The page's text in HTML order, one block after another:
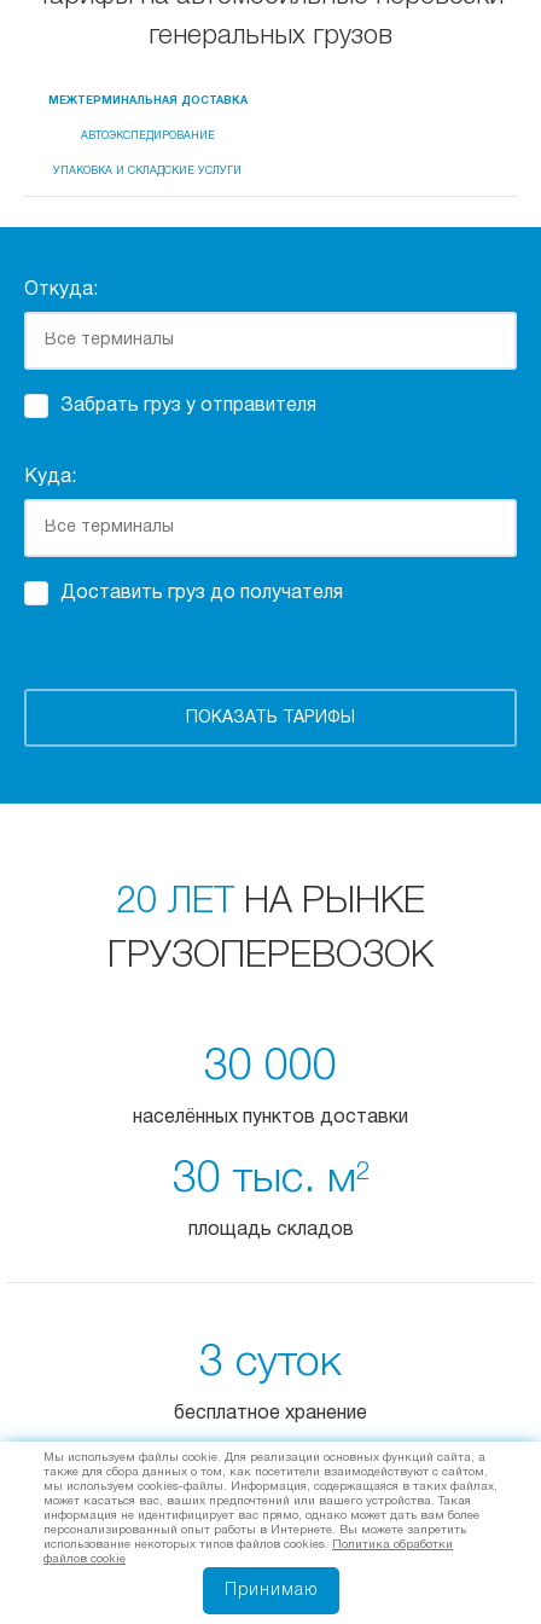
генеральных грузов
МЕЖТЕРМИНАЛЬНАЯ ДОСТАВКА
АВТОЭКСПЕДИРОВАНИЕ
УПАКОВКА И СКЛАДСКИЕ УСЛУГИ
Откуда:
Забрать груз у отправителя
Куда:
Доставить груз до получателя
20 ЛЕТ
НА РЫНКЕ
ГРУЗОПЕРЕВОЗОК
30 000
населённых пунктов доставки
30 тыс. м2
площадь складов
3 суток
бесплатное хранение
от 1 кг
транспортировка груза
Мы используем файлы cookie. Для реализации основных функций сайта, а
также для сбора данных о том, как посетители взаимодействуют с сайтом,
мы используем cookies-файлы. Информация, содержащаяся в таких файлах,
может касаться вас, ваших предпочтений или вашего устройства. Такая
информация не идентифицирует вас прямо, однако может дать вам более
персонализированный опыт работы в Интернете. Вы можете запретить
использование некоторых типов файлов cookies.
Политика обработки
файлов cookie
Принимаю